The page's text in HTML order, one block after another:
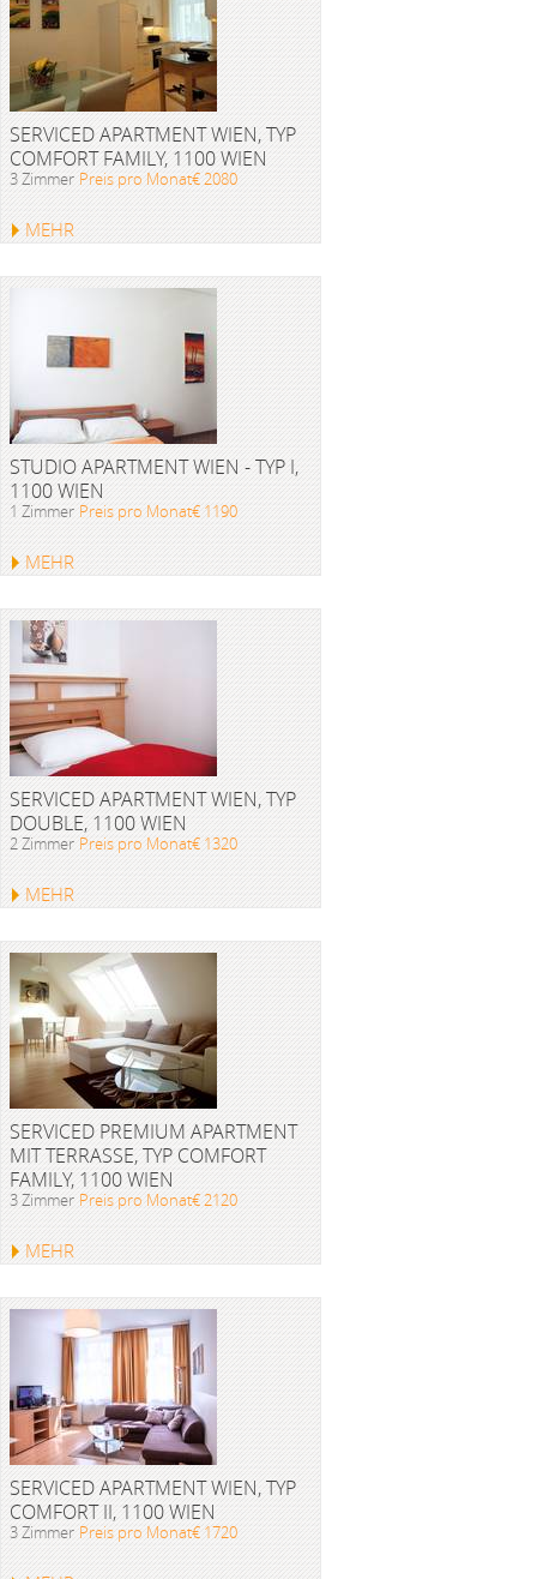
SERVICED APARTMENT WIEN, TYP
COMFORT FAMILY, 1100 WIEN
3 Zimmer Preis pro Monat€ 2080
MEHR
STUDIO APARTMENT WIEN - TYP I,
1100 WIEN
1 Zimmer Preis pro Monat€ 1190
MEHR
SERVICED APARTMENT WIEN, TYP
DOUBLE, 1100 WIEN
2 Zimmer Preis pro Monat€ 1320
MEHR
SERVICED PREMIUM APARTMENT
MIT TERRASSE, TYP COMFORT
FAMILY, 1100 WIEN
3 Zimmer Preis pro Monat€ 2120
MEHR
SERVICED APARTMENT WIEN, TYP
COMFORT II, 1100 WIEN
3 Zimmer Preis pro Monat€ 1720